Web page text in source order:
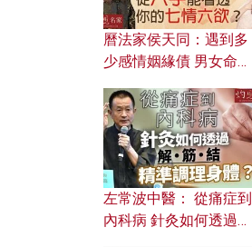
曆法家侯天同：遇到多
少感情姻緣債 男女命途
的七情六欲？
左常波中醫： 從痛症到
內科病 針灸如何透過解